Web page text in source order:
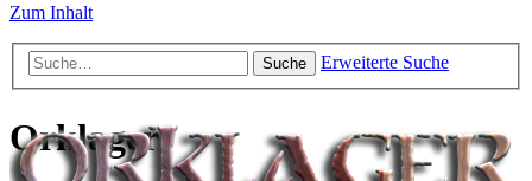
Zum Inhalt
Suche Erweiterte Suche
Orklager